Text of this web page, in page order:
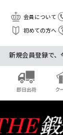
会員について
初めての方へ
新規会員登録で、